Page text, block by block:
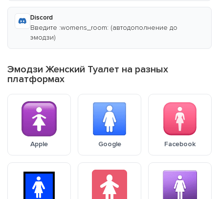
Discord
Введите :womens_room: (автодополнение до
эмодзи)
Эмодзи Женский Туалет на разных
платформах
Apple Google Facebook